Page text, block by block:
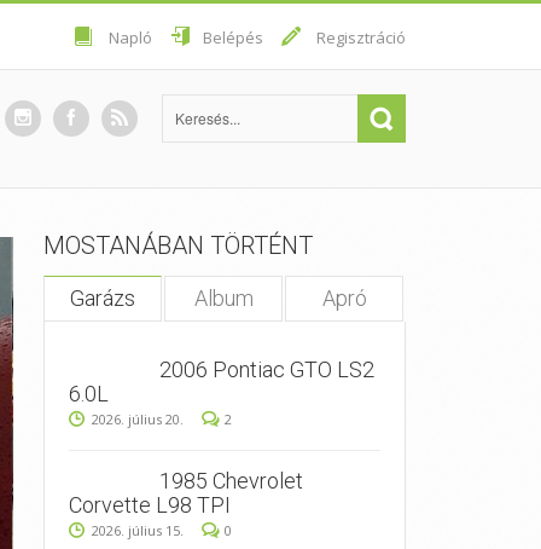
Napló Belépés Regisztráció
MOSTANÁBAN TÖRTÉNT
Garázs Album Apró
2006 Pontiac GTO LS2
6.0L
2026. július 20. 2
1985 Chevrolet
Corvette L98 TPI
2026. július 15. 0